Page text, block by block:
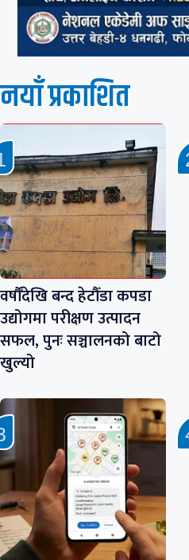
नयाँ प्रकाशित
वर्षौँदेखि बन्द हेटौँडा कपडा
उद्योगमा परीक्षण उत्पादन
सफल, पुनः सञ्चालनको बाटो
खुल्यो